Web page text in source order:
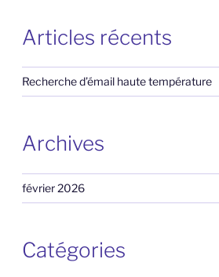
Articles récents
Recherche d’émail haute température
Archives
février 2026
Catégories